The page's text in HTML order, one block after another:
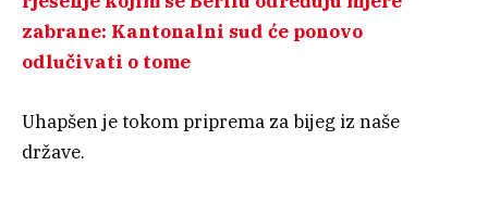
zabrane: Kantonalni sud će ponovo
odlučivati o tome
Uhapšen je tokom priprema za bijeg iz naše
države.